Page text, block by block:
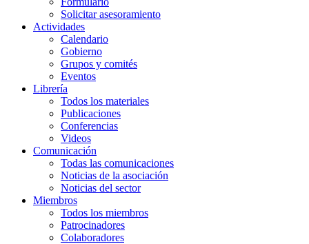
Solicitar asesoramiento
Actividades
Calendario
Gobierno
Grupos y comités
Eventos
Librería
Todos los materiales
Publicaciones
Conferencias
Videos
Comunicación
Todas las comunicaciones
Noticias de la asociación
Noticias del sector
Miembros
Todos los miembros
Patrocinadores
Colaboradores